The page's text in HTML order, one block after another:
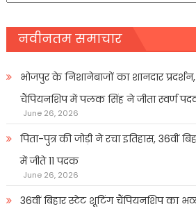
नवीनतम समाचार
भोजपुर के निशानेबाजों का शानदार
चैंपियनशिप में पलक सिंह ने जीता स्वर्ण
June 26, 2026
पिता-पुत्र की जोड़ी ने रचा इतिहास, 36वीं
में जीते 11 पदक
June 26, 2026
36वीं बिहार स्टेट शूटिंग चैंपियनशिप का